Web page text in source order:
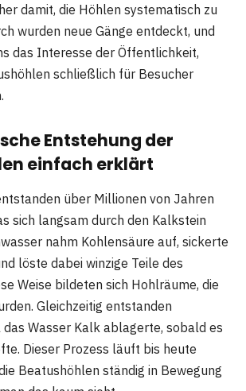
damit, die Höhlen systematisch zu
wurden neue Gänge entdeckt, und
das Interesse der Öffentlichkeit,
schließlich für Besucher
Entstehung der
einfach erklärt
über Millionen von Jahren
sich langsam durch den Kalkstein
nahm Kohlensäure auf, sickerte
löste dabei winzige Teile des
Weise bildeten sich Hohlräume, die
Gleichzeitig entstanden
Wasser Kalk ablagerte, sobald es
Dieser Prozess läuft bis heute
Beatushöhlen ständig in Bewegung